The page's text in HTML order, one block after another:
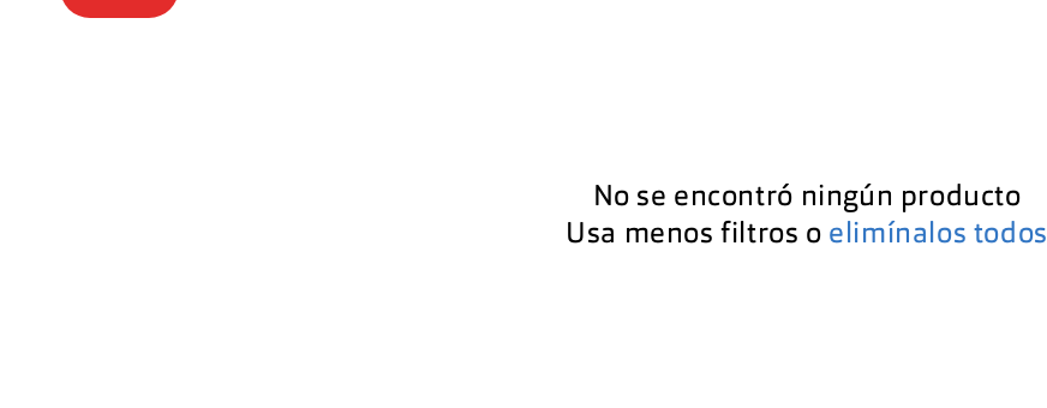
No se encontró ningún producto
Usa menos filtros o elimínalos todos